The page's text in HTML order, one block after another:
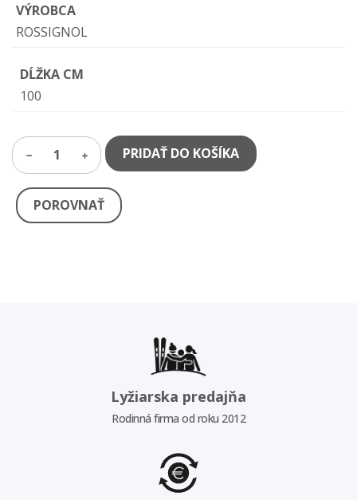
VÝROBCA
ROSSIGNOL
DĹŽKA CM
100
1 PRIDAŤ DO KOŠÍKA
POROVNAŤ
Lyžiarska predajňa
Rodinná firma od roku 2012